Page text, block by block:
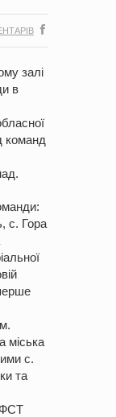
залі
в
команд
с. Гора
міська
с.
та